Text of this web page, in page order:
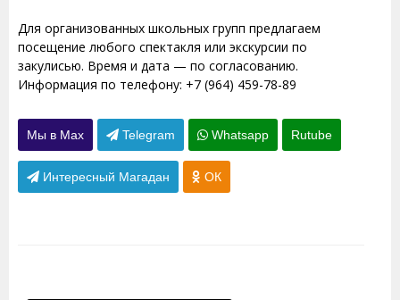
Для организованных школьных групп предлагаем
посещение любого спектакля или экскурсии по
закулисью. Время и дата — по согласованию.
Информация по телефону: +7 (964) 459-78-89
Мы в Max Telegram Whatsapp Rutube
Интересный Магадан ОК